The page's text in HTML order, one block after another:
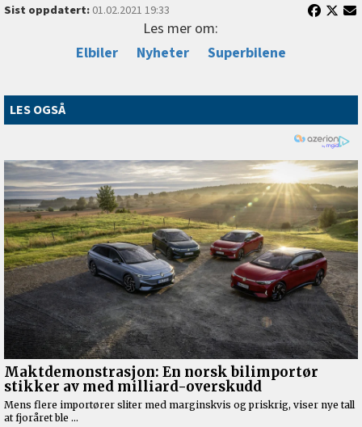
Sist oppdatert:01.02.2021 19:33
Les mer om:
Elbiler
Nyheter Superbilene
LES OGSÅ